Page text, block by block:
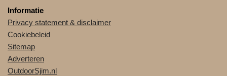
Informatie
Privacy statement & disclaimer
Cookiebeleid
Sitemap
Adverteren
OutdoorSjim.nl